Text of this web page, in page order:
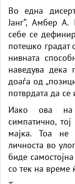
Во една
Јанг“, Амбер А.
себе се
потешко градат
нивната
наведува дека
доаѓа од
потврдата да се
Иако ова на
симпатично,
мајка. Тоа не
личноста во
биде
со тек на време